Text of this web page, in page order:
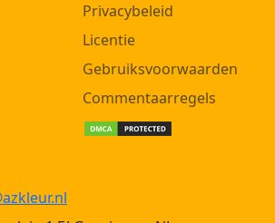
Privacybeleid
Licentie
Gebruiksvoorwaarden
Commentaarregels